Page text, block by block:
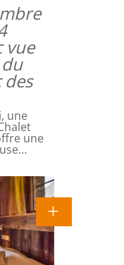
vue
des
une
une